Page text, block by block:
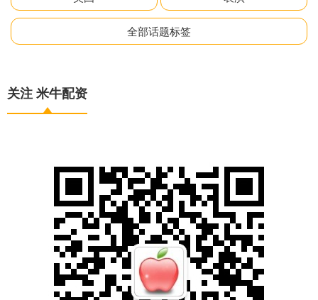
全部话题标签
关注 米牛配资